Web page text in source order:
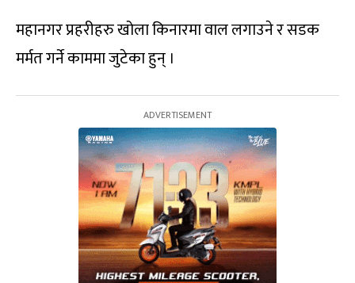
महानगर प्रहरीहरु खोला किनारमा वाल लगाउने र सडक
मर्मत गर्ने काममा जुटेका हुन् ।